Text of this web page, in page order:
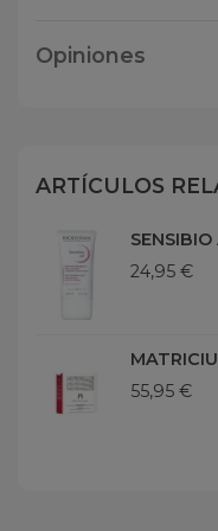
Opiniones
ARTÍCULOS
24,95 €
55,95 €